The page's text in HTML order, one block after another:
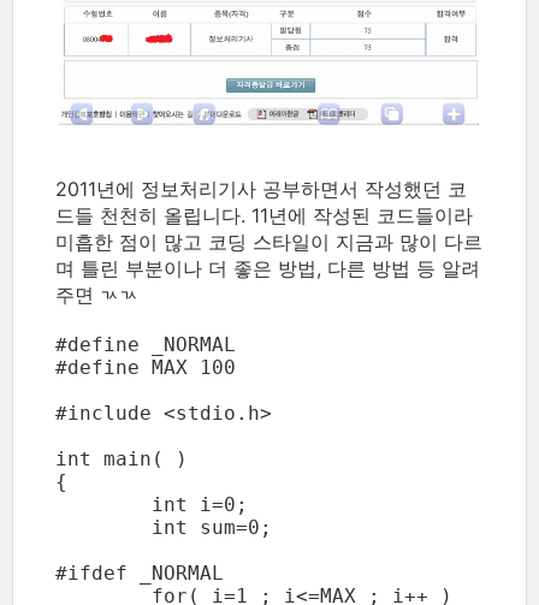
2011년에 정보처리기사 공부하면서 작성했던 코
드들 천천히 올립니다. 11년에 작성된 코드들이라
미흡한 점이 많고 코딩 스타일이 지금과 많이 다르
며 틀린 부분이나 더 좋은 방법, 다른 방법 등 알려
주면 ㄳㄳ
#define	_NORMAL
#define	MAX 100
#include <stdio.h>
int main( )
{
#ifdef _NORMAL